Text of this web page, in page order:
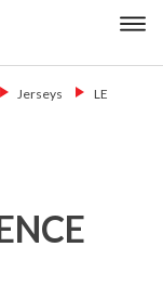
Primary Menu
Jerseys →
LE